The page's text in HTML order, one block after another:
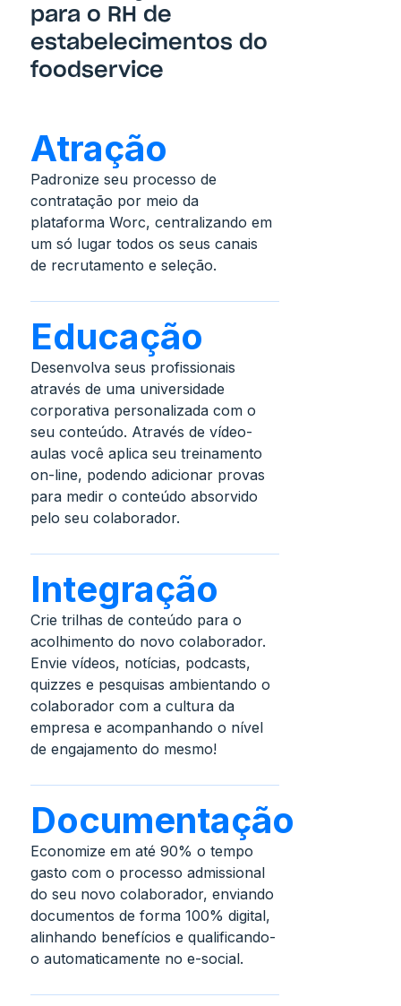
para o RH de
estabelecimentos do
foodservice
Atração
Padronize seu processo de
contratação por meio da
plataforma Worc, centralizando em
um só lugar todos os seus canais
de recrutamento e seleção.
Educação
Desenvolva seus profissionais
através de uma universidade
corporativa personalizada com o
seu conteúdo. Através de vídeo-
aulas você aplica seu treinamento
on-line, podendo adicionar provas
para medir o conteúdo absorvido
pelo seu colaborador.
Integração
Crie trilhas de conteúdo para o
acolhimento do novo colaborador.
Envie vídeos, notícias, podcasts,
quizzes e pesquisas ambientando o
colaborador com a cultura da
empresa e acompanhando o nível
de engajamento do mesmo!
Documentação
Economize em até 90% o tempo
gasto com o processo admissional
do seu novo colaborador, enviando
documentos de forma 100% digital,
alinhando benefícios e qualificando-
o automaticamente no e-social.